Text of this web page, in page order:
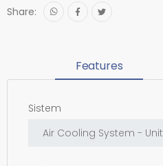
Share:
Features
Sistem